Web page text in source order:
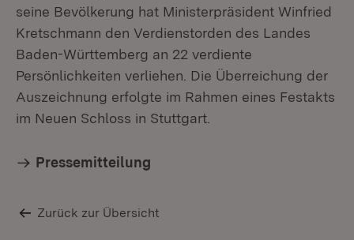
seine Bevölkerung hat Ministerpräsident Winfried
Kretschmann den Verdienstorden des Landes
Baden-Württemberg an 22 verdiente
Persönlichkeiten verliehen. Die Überreichung der
Auszeichnung erfolgte im Rahmen eines Festakts
im Neuen Schloss in Stuttgart.
Pressemitteilung
Zurück zur Übersicht